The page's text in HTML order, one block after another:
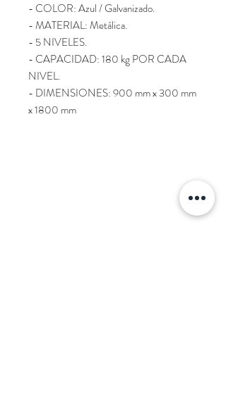
- COLOR: Azul / Galvanizado.
- MATERIAL: Metálica.
- 5 NIVELES.
- CAPACIDAD: 180 kg POR CADA
NIVEL.
- DIMENSIONES: 900 mm x 300 mm
x 1800 mm